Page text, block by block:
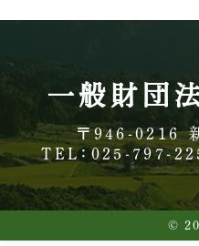
一般財団
〒946-0216
TEL：025-797-
©